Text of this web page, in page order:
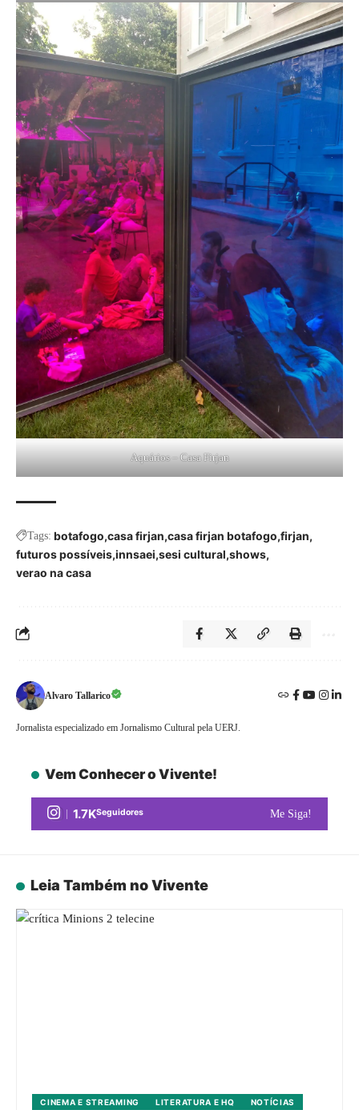
Aquários – Casa Firjan
Tags: botafogo casa firjan casa firjan botafogo firjan
futuros possíveis innsaei sesi cultural shows
verao na casa
Alvaro Tallarico
Jornalista especializado em Jornalismo Cultural pela UERJ.
Vem Conhecer o Vivente!
1.7KSeguidores Me Siga!
Leia Também no Vivente
CINEMA E STREAMING LITERATURA E HQ NOTÍCIAS